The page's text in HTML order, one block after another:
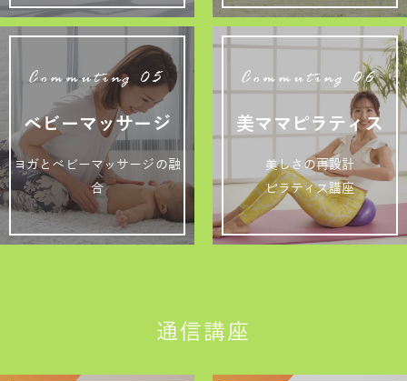
Commuting 05
ベビーマッサージ
ヨガとベビーマッサージの融
合
Commuting 06
美ママピラティス
美しさの再設計
ピラティス講座
通信講座